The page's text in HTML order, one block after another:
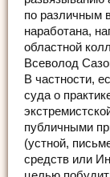
по различным
наработана,
областной
Всеволод
В частности,
суда о
публичными
(устной,
средств или